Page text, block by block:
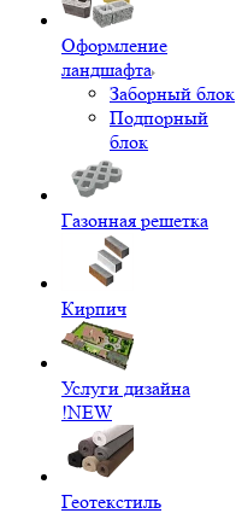
Оформление
ландшафта
Заборный блок
Подпорный
блок
Газонная решетка
Кирпич
Услуги дизайна
!NEW
Геотекстиль